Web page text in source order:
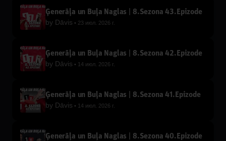
Ģenerāļa un Buļa Naglas | 8.Sezona 43.Epizode
by Dāvis 23 июл. 2026 г.
Ģenerāļa un Buļa Naglas | 8.Sezona 42.Epizode
by Dāvis 14 июл. 2026 г.
Ģenerāļa un Buļa Naglas | 8.Sezona 41.Epizode
by Dāvis 14 июл. 2026 г.
Ģenerāļa un Buļa Naglas | 8.Sezona 40.Epizode